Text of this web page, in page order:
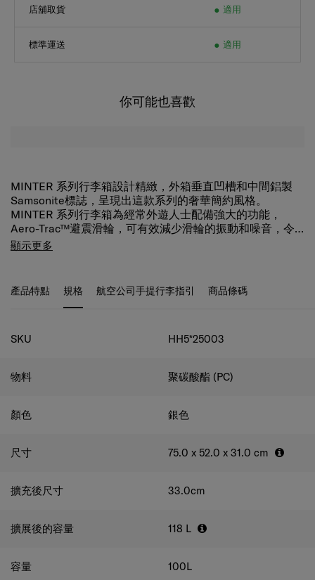
店舖取貨 適用
標準運送 適用
你可能也喜歡
MINTER 系列行李箱設計精緻，外箱垂直凹槽和中間鋁製
Samsonite標誌，呈現出這款系列的奢華簡約風格。
MINTER 系列行李箱為經常外遊人士配備強大的功能，
Aero-Trac™避震滑輪，可有效減少滑輪的振動和噪音，令
行李箱在地面使用時更輕鬆順暢。
MINTER 系列行李箱前方附有掛鉤設計，豐富了行李箱的便
製成，注重細節及加強環保意識。
顯示更多
產品特點 規格 航空公司手提行李指引 商品條碼
規格
SKU HH5*25003
物料 聚碳酸酯 (PC)
顏色 銀色
尺寸 75.0 x 52.0 x 31.0 cm
擴充後尺寸 33.0cm
擴展後的容量 118 L
容量 100L